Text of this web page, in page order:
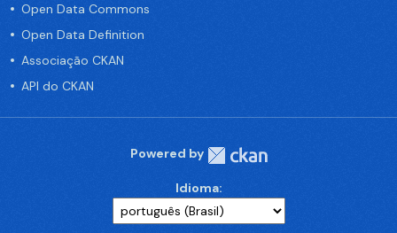
Open Data Commons
Open Data Definition
Associação CKAN
API do CKAN
Powered by
Idioma